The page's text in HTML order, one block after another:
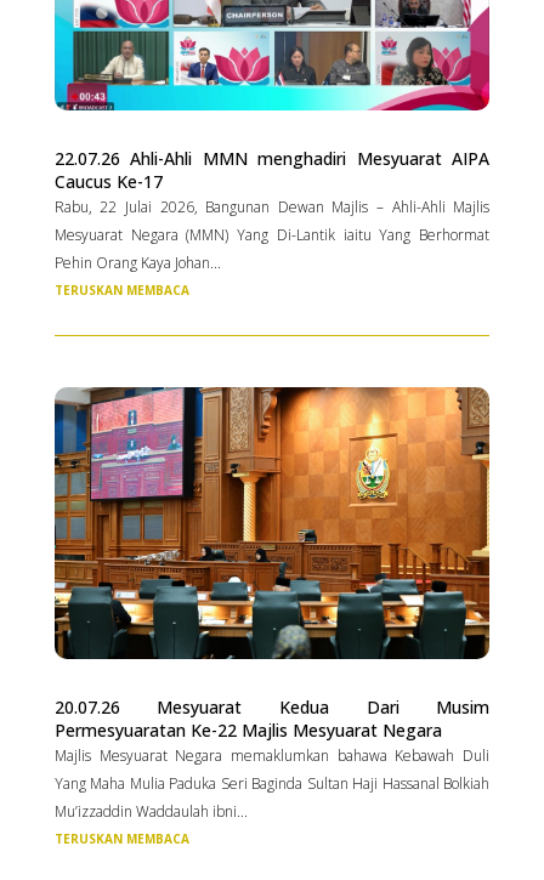
22.07.26 Ahli-Ahli MMN menghadiri Mesyuarat AIPA
Caucus Ke-17
Rabu, 22 Julai 2026, Bangunan Dewan Majlis – Ahli-Ahli Majlis
Mesyuarat Negara (MMN) Yang Di-Lantik iaitu Yang Berhormat
Pehin Orang Kaya Johan...
TERUSKAN MEMBACA
20.07.26 Mesyuarat Kedua Dari Musim
Permesyuaratan Ke-22 Majlis Mesyuarat Negara
Majlis Mesyuarat Negara memaklumkan bahawa Kebawah Duli
Yang Maha Mulia Paduka Seri Baginda Sultan Haji Hassanal Bolkiah
Mu’izzaddin Waddaulah ibni...
TERUSKAN MEMBACA